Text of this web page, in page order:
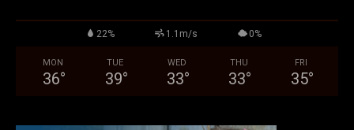
22% 1.1m/s 0%
MON
36°
TUE
39°
WED
33°
THU
33°
FRI
35°